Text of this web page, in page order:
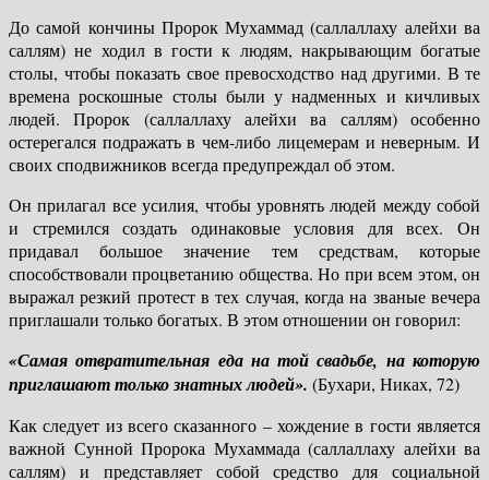
До самой кончины Пророк Мухаммад (саллаллаху алейхи ва
саллям) не ходил в гости к людям, накрывающим богатые
столы, чтобы показать свое превосходство над другими. В те
времена роскошные столы были у надменных и кичливых
людей. Пророк (саллаллаху алейхи ва саллям) особенно
остерегался подражать в чем-либо лицемерам и неверным. И
своих сподвижников всегда предупреждал об этом.
Он прилагал все усилия, чтобы уровнять людей между собой
и стремился создать одинаковые условия для всех. Он
придавал большое значение тем средствам, которые
способствовали процветанию общества. Но при всем этом, он
выражал резкий протест в тех случая, когда на званые вечера
приглашали только богатых. В этом отношении он говорил:
«Самая отвратительная еда на той свадьбе, на которую
приглашают только знатных людей». (Бухари, Никах, 72)
Как следует из всего сказанного – хождение в гости является
важной Сунной Пророка Мухаммада (саллаллаху алейхи ва
саллям) и представляет собой средство для социальной